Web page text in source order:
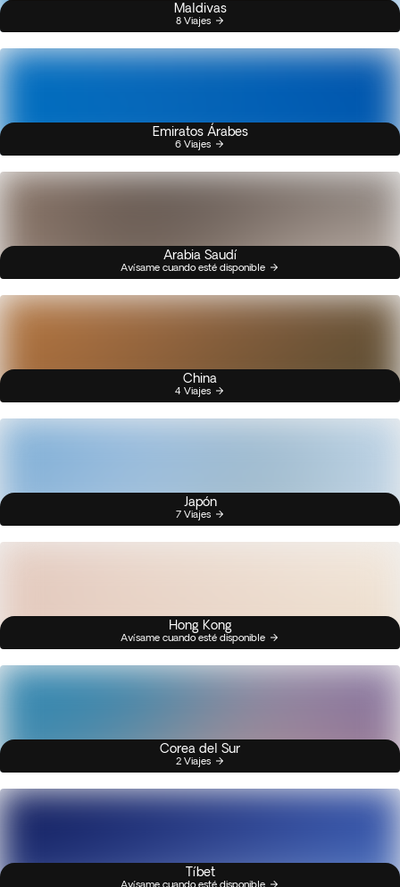
Maldivas
8 Viajes
Emiratos Árabes
6 Viajes
Arabia Saudí
Avísame cuando esté disponible
China
4 Viajes
Japón
7 Viajes
Hong Kong
Avísame cuando esté disponible
Corea del Sur
2 Viajes
Tíbet
Avísame cuando esté disponible